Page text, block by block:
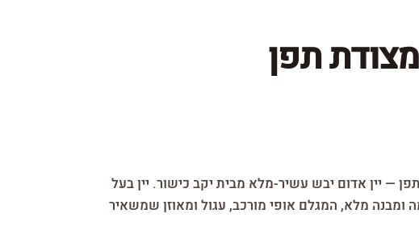
תפן
— יין אדום יבש עשיר-מלא מבית יקב כישור. יין בעל
ומבנה מלא, המגלם אופי מורכב, עגול ומאוזן שמשאיר